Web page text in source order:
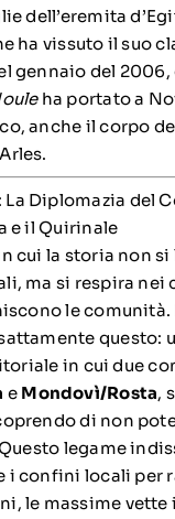
dell’eremita
ha vissuto il suo
gennaio del 2006,
ha portato a
anche il corpo
Diplomazia del
e il Quirinale
cui la storia non si
ma si respira nei
le comunità.
questo:
in cui due
e Mondovì/Rosta,
di non
legame
i confini locali per
le massime